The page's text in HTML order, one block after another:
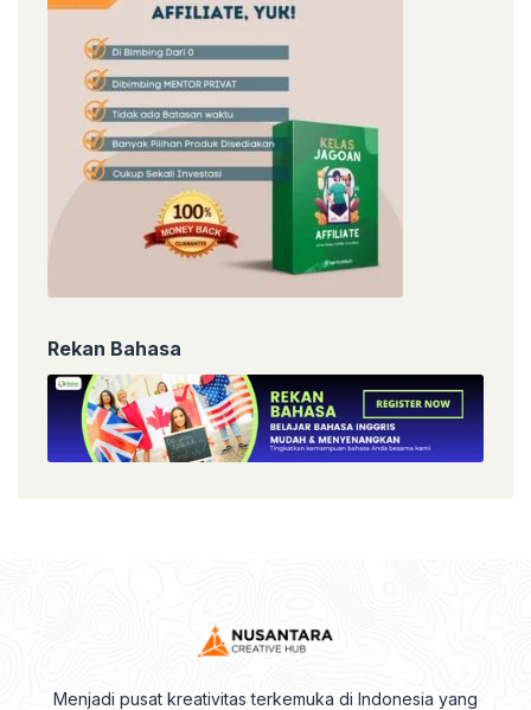
Rekan Bahasa
Menjadi pusat kreativitas terkemuka di Indonesia yang